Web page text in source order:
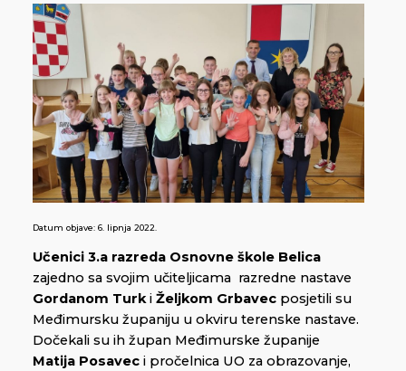
Datum objave: 6. lipnja 2022.
Učenici 3.a razreda Osnovne škole Belica
zajedno sa svojim učiteljicama razredne nastave
Gordanom Turki Željkom Grbavec posjetili su
Međimursku županiju u okviru terenske nastave.
Dočekali su ih župan Međimurske županije
Matija Posavec i pročelnica UO za obrazovanje,